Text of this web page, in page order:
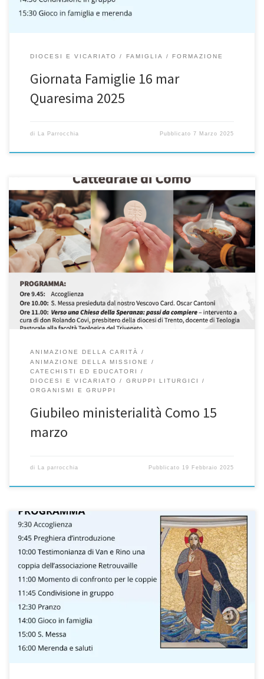
DIOCESI E VICARIATO FAMIGLIA FORMAZIONE
Giornata Famiglie 16 mar
Quaresima 2025
di La Parrocchia Pubblicato7 Marzo 2025
In questo anno la nostra Chiesa locale, su indicazione del nostro
Vescovo Oscar, sta riflettendo sull’ importanza della
ministerialità per essere testimoni e annunciatori della Misericordia
di Dio.All’ interno di questo cammino si inserisce questa giornata
giubilare che vuole convocare in Cattedrale, attorno al nostro
Vescovo tutti coloro che svolgono un servizio per l’annuncio del
[…]
ANIMAZIONE DELLA CARITÀ
ANIMAZIONE DELLA MISSIONE
CATECHISTI ED EDUCATORI
DIOCESI E VICARIATO
GRUPPI LITURGICI
ORGANISMI E GRUPPI
Giubileo ministerialità Como 15
marzo
di La parrocchia Pubblicato 19 Febbraio 2025
Incontro di Avvento per Famiglie DOMENICA 1 dicembre 2024
presso CDD La nostra Baita Valfurva PROGRAMMA 9:30 Accoglienza
9:45 Preghiera d’introduzione 10:00 Testimonianza di Van e Rino
una coppia dell’associazione Retrouvaille 11:00 Momento di
confronto per le coppie 11:45 Condivisione in gruppo 12:30
Pranzo 14:00 Gioco in famiglia 15:00 S. […]